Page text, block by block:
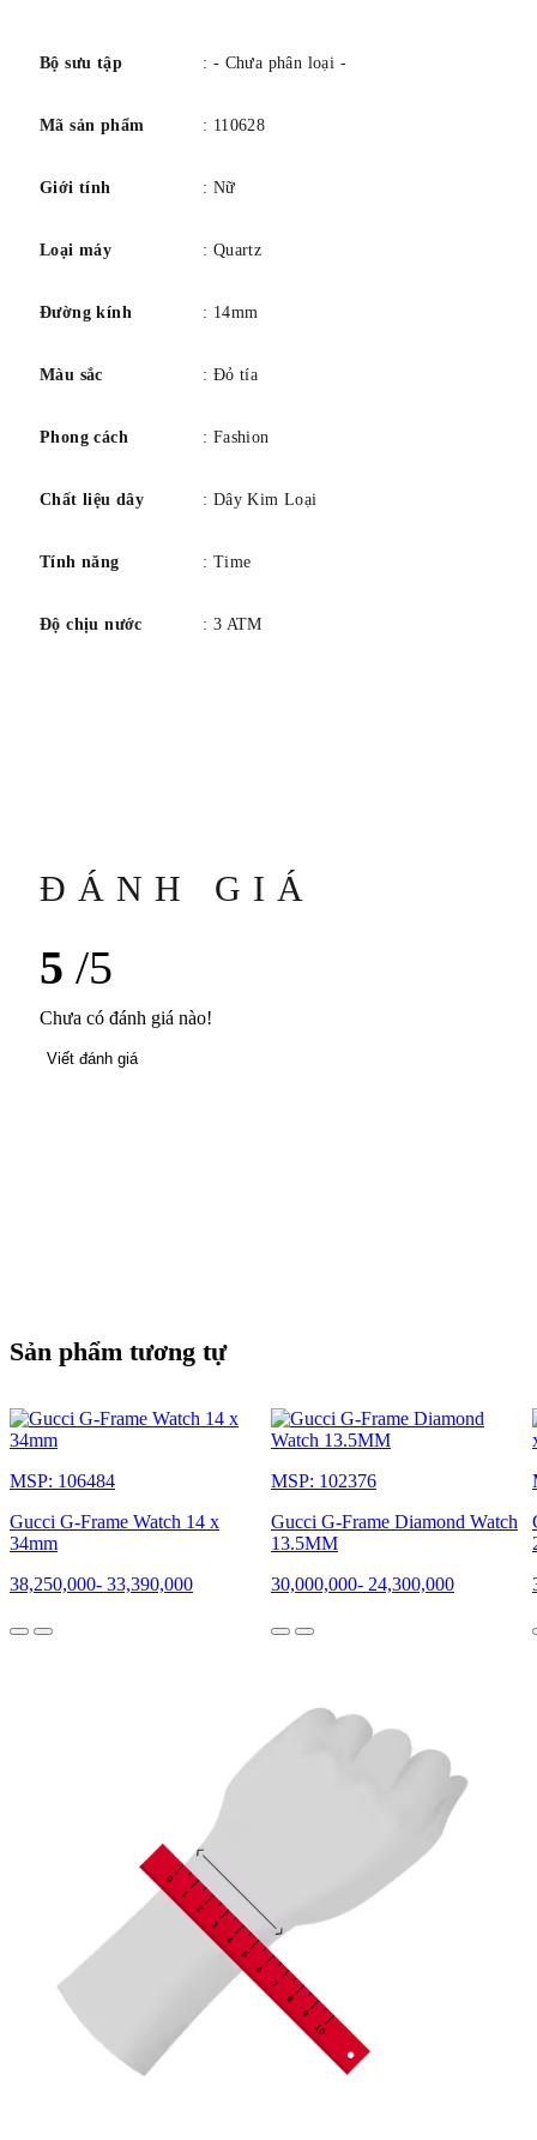
Bộ sưu tập : - Chưa phân loại -
Mã sản phẩm : 110628
Giới tính : Nữ
Loại máy : Quartz
Đường kính : 14mm
Màu sắc : Đỏ tía
Phong cách : Fashion
Chất liệu dây : Dây Kim Loại
Tính năng : Time
Độ chịu nước : 3 ATM
ĐÁNH GIÁ
5 /5
Chưa có đánh giá nào!
Viết đánh giá
Sản phẩm tương tự
MSP: 106484
Gucci G-Frame Watch 14 x
34mm
38,250,000- 33,390,000
MSP: 102376
Gucci G-Frame Diamond Watch
13.5MM
30,000,000- 24,300,000